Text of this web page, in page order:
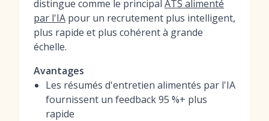
distingue comme le principal ATS alimenté
par l'IA pour un recrutement plus intelligent,
plus rapide et plus cohérent à grande
échelle.
Avantages
Les résumés d'entretien alimentés par l'IA
fournissent un feedback 95 %+ plus
rapide